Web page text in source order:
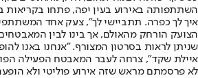
השתתפותה באירוע בעין יפה, פתחו בקריאות
איך לך כפרה. תתביישי לך", צעק אחד
הצועק הורחק מהאולם, אך בינו לבין
שניתן לראות בסרטון המצורף. "אנחנו באנו
איילת שקד", צרחה לעבר המאבטח הפעילה
לא פרסמתם מראש שזה אירוע פוליטי ולא